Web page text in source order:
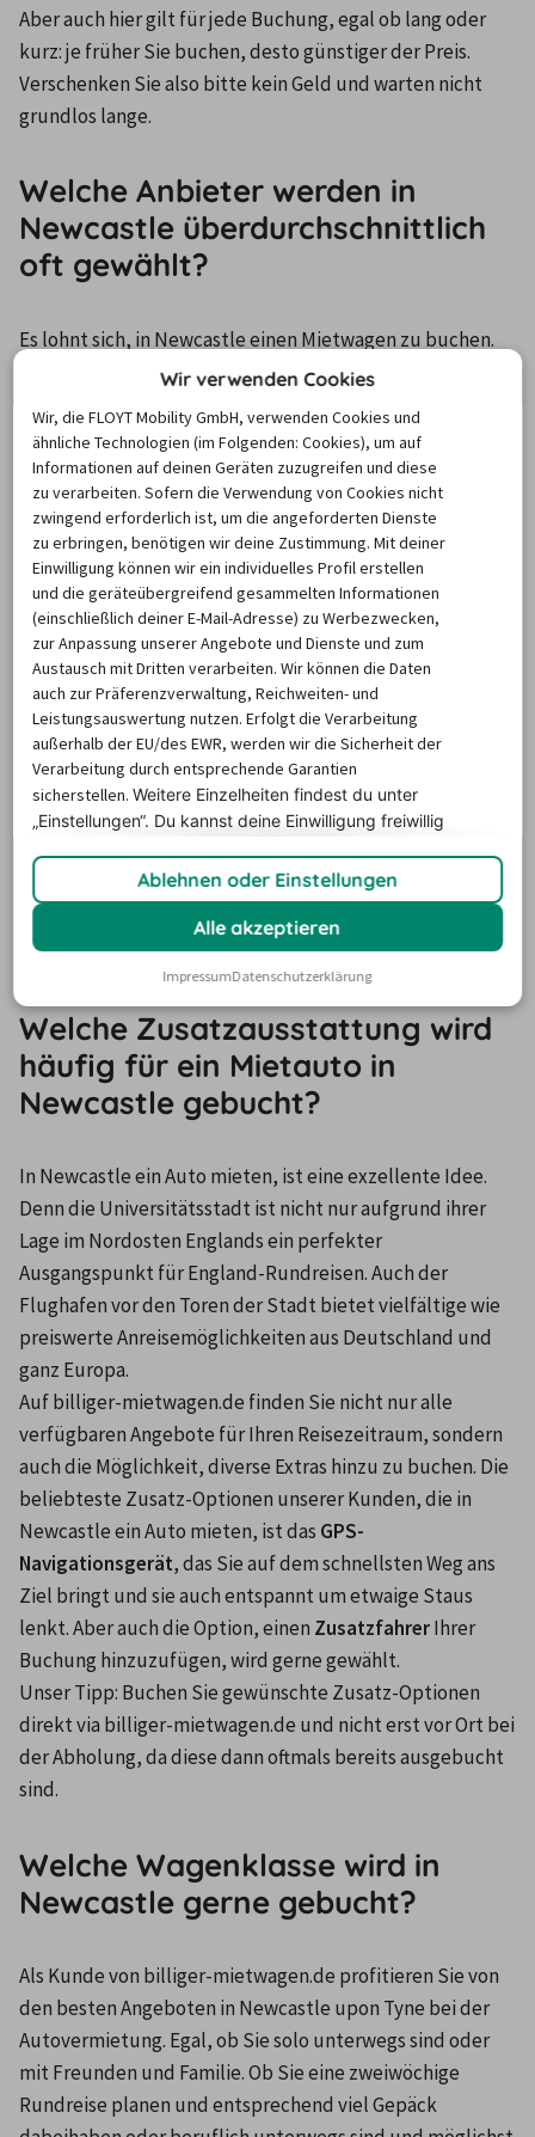
Aber auch hier gilt für jede Buchung, egal ob lang oder
kurz: je früher Sie buchen, desto günstiger der Preis.
Verschenken Sie also bitte kein Geld und warten nicht
grundlos lange.
Welche Anbieter werden in
Newcastle überdurchschnittlich
oft gewählt?
Es lohnt sich, in Newcastle einen Mietwagen zu buchen.
Und dank billiger-mietwagen.de macht es sogar richtig
Wunsch-Fahrzeug zu finden, sondern mit uns sparen Sie
auch richtig viel Geld. Um die besten Angebote für die
Automiete in Newcastle abzugreifen, gehen Sie einfach
auf billiger-mietwagen.de, wählen Ihren
Buchungszeitraum aus und ein Mausklick später haben
Sie sämtliche Angebote aller örtlichen Anbieter
übersichtlich auf dem Bildschirm. Neben unserer
umfassenden Preisübersicht erwartet alle, die in
Newcastle ein Auto mieten möchten, mit unseren echten
bewerten unsere Nutzer ungefiltert ihre Erfahrungen mit
den einzelnen Autovermietungen.
Wir haben für Sie die meist gebuchten Anbieter des
letzten Jahres ausgewertet. Auf dem ersten Platz landet
ein weltweit operierendes Unternehmen,
das seine
Kunden in Newcastle mit dem besten Preis-
Leistungsverhältnis überzeugen konnte.
Welche Zusatzausstattung wird
häufig für ein Mietauto in
Newcastle gebucht?
In Newcastle ein Auto mieten, ist eine exzellente Idee.
Denn die Universitätsstadt ist nicht nur aufgrund ihrer
Lage im Nordosten Englands ein perfekter
Ausgangspunkt für England-Rundreisen. Auch der
Flughafen vor den Toren der Stadt bietet vielfältige wie
preiswerte Anreisemöglichkeiten aus Deutschland und
ganz Europa.
Auf billiger-mietwagen.de finden Sie nicht nur alle
verfügbaren Angebote für Ihren Reisezeitraum, sondern
auch die Möglichkeit, diverse Extras hinzu zu buchen. Die
beliebteste Zusatz-Optionen unserer Kunden, die in
Newcastle ein Auto mieten, ist das GPS-
Navigationsgerät, das Sie auf dem schnellsten Weg ans
Ziel bringt und sie auch entspannt um etwaige Staus
lenkt. Aber auch die Option, einen Zusatzfahrer Ihrer
Buchung hinzuzufügen, wird gerne gewählt.
Unser Tipp: Buchen Sie gewünschte Zusatz-Optionen
direkt via billiger-mietwagen.de und nicht erst vor Ort bei
der Abholung, da diese dann oftmals bereits ausgebucht
sind.
Welche Wagenklasse wird in
Newcastle gerne gebucht?
Als Kunde von billiger-mietwagen.de profitieren Sie von
den besten Angeboten in Newcastle upon Tyne bei der
Autovermietung. Egal, ob Sie solo unterwegs sind oder
mit Freunden und Familie. Ob Sie eine zweiwöchige
Rundreise planen und entsprechend viel Gepäck
Wir verwenden Cookies
Wir, die FLOYT Mobility GmbH, verwenden Cookies und
ähnliche Technologien (im Folgenden: Cookies), um auf
Informationen auf deinen Geräten zuzugreifen und diese
zu verarbeiten. Sofern die Verwendung von Cookies nicht
zwingend erforderlich ist, um die angeforderten Dienste
zu erbringen, benötigen wir deine Zustimmung. Mit deiner
Einwilligung können wir ein individuelles Profil erstellen
und die geräteübergreifend gesammelten Informationen
(einschließlich deiner E-Mail-Adresse) zu Werbezwecken,
zur Anpassung unserer Angebote und Dienste und zum
Austausch mit Dritten verarbeiten. Wir können die Daten
auch zur Präferenzverwaltung, Reichweiten- und
Leistungsauswertung nutzen. Erfolgt die Verarbeitung
außerhalb der EU/des EWR, werden wir die Sicherheit der
Verarbeitung durch entsprechende Garantien
sicherstellen.Weitere Einzelheiten findest du unter
„Einstellungen“. Du kannst deine Einwilligung freiwillig
Ablehnen oder Einstellungen
Alle akzeptieren
ImpressumDatenschutzerklärung